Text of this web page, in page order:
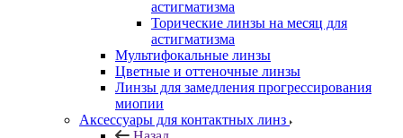
астигматизма
Торические линзы на месяц для
астигматизма
Мультифокальные линзы
Цветные и оттеночные линзы
Линзы для замедления прогрессирования
миопии
Аксессуары для контактных линз